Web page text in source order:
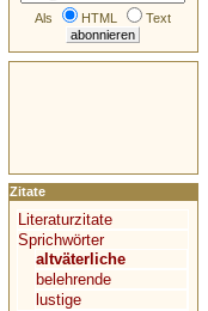
Als HTML Text
Zitate
Literaturzitate
Sprichwörter
altväterliche
belehrende
lustige